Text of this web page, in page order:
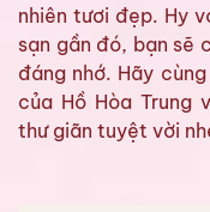
nhiên tươi đẹp. Hy
sạn gần đó, bạn sẽ
đáng nhớ. Hãy cùng
của Hồ Hòa Trung
thư giãn tuyệt vời